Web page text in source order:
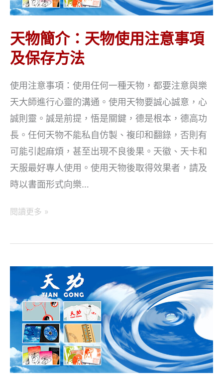
天物簡介：天物使用注意事項
及保存方法
使用注意事項：使用任何一種天物，都要注意與樂
天大師進行心靈的溝通。使用天物要誠心誠意，心
誠則靈。誠是前提，悟是關鍵，德是根本，德高功
長。任何天物不能私自仿製、複印和翻錄，否則有
可能引起麻煩，甚至出現不良後果。天徽、天卡和
天服最好專人使用。使用天物後取得效果者，請及
時以書面形式向樂…
天
天
使
用
事
項
閱讀更多 »